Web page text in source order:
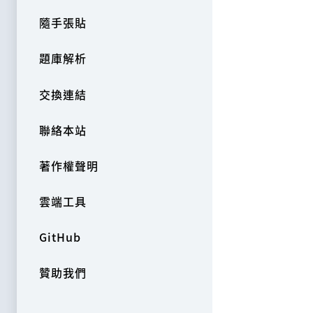
隨手張貼
題庫解析
交換連結
聯絡本站
著作權聲明
雲端工具
GitHub
贊助我們